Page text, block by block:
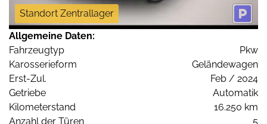
Standort Zentrallager
Allgemeine Daten:
Fahrzeugtyp
Pkw
Karosserieform
Geländewagen
Erst-Zul.
Feb / 2024
Getriebe
Automatik
Kilometerstand
16.250 km
Anzahl der Türen
5